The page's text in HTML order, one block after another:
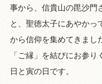
事から、信貴山の毘沙門
と、聖徳太子にあやかっ
から信仰を集めてきまし
「ご縁」を結びにお参
日と寅の日です。